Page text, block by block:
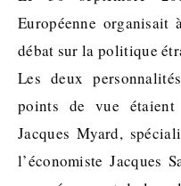
Européenne organisait
débat sur la politique
Les deux
points de vue étaient
Jacques Myard,
l’économiste Jacques